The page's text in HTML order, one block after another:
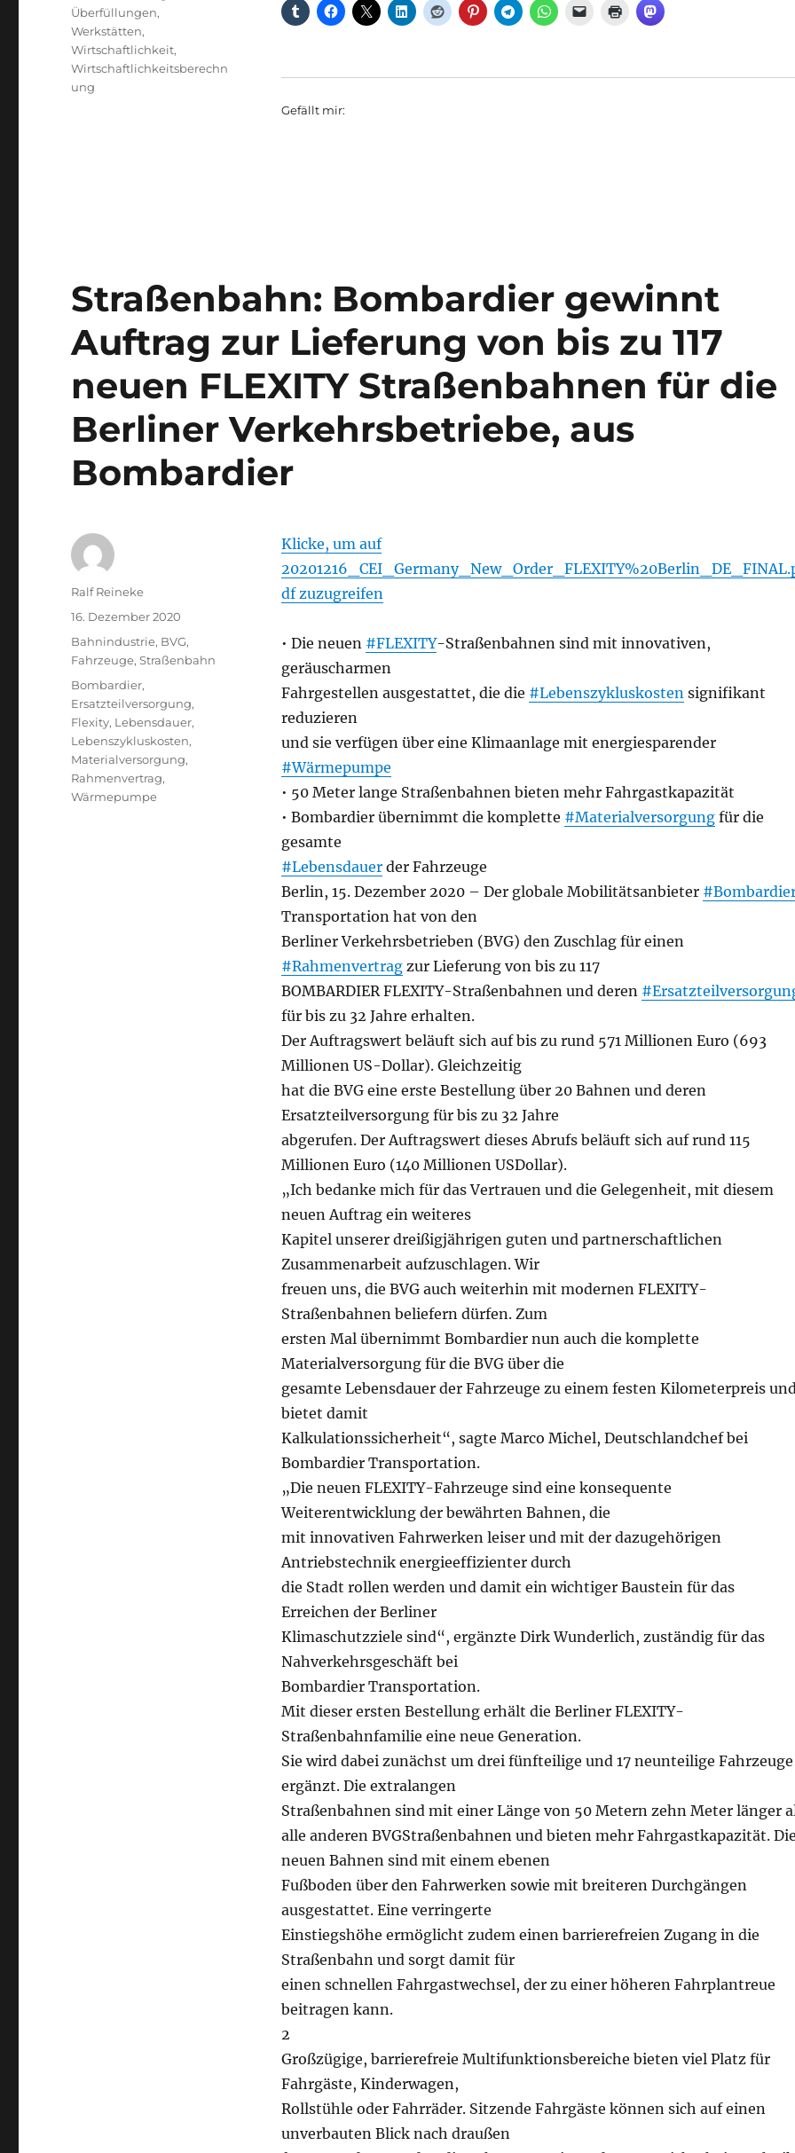
Gefällt mir:
Überfüllungen,
Werkstätten,
Wirtschaftlichkeit,
Wirtschaftlichkeitsberechn
ung
Straßenbahn: Bombardier gewinnt
Auftrag zur Lieferung von bis zu 117
neuen FLEXITY Straßenbahnen für die
Berliner Verkehrsbetriebe, aus
Bombardier
Klicke, um auf
df zuzugreifen
• Die neuen #FLEXITY-Straßenbahnen sind mit innovativen,
geräuscharmen
Fahrgestellen ausgestattet, die die #Lebenszykluskostensignifikant
reduzieren
und sie verfügen über eine Klimaanlage mit energiesparender
#Wärmepumpe
• 50 Meter lange Straßenbahnen bieten mehr Fahrgastkapazität
• Bombardier übernimmt die komplette #Materialversorgungfür die
gesamte
#Lebensdauerder Fahrzeuge
Berlin, 15. Dezember 2020 – Der globale Mobilitätsanbieter
Transportation hat von den
Berliner Verkehrsbetrieben (BVG) den Zuschlag für einen
#Rahmenvertragzur Lieferung von bis zu 117
BOMBARDIER FLEXITY-Straßenbahnen und deren
für bis zu 32 Jahre erhalten.
Der Auftragswert beläuft sich auf bis zu rund 571 Millionen Euro (693
Millionen US-Dollar). Gleichzeitig
hat die BVG eine erste Bestellung über 20 Bahnen und deren
Ersatzteilversorgung für bis zu 32 Jahre
abgerufen. Der Auftragswert dieses Abrufs beläuft sich auf rund 115
Millionen Euro (140 Millionen USDollar).
„Ich bedanke mich für das Vertrauen und die Gelegenheit, mit diesem
neuen Auftrag ein weiteres
Kapitel unserer dreißigjährigen guten und partnerschaftlichen
Zusammenarbeit aufzuschlagen. Wir
freuen uns, die BVG auch weiterhin mit modernen FLEXITY-
Straßenbahnen beliefern dürfen. Zum
ersten Mal übernimmt Bombardier nun auch die komplette
Materialversorgung für die BVG über die
gesamte Lebensdauer der Fahrzeuge zu einem festen Kilometerpreis
bietet damit
Kalkulationssicherheit“, sagte Marco Michel, Deutschlandchef bei
Bombardier Transportation.
„Die neuen FLEXITY-Fahrzeuge sind eine konsequente
Weiterentwicklung der bewährten Bahnen, die
mit innovativen Fahrwerken leiser und mit der dazugehörigen
Antriebstechnik energieeffizienter durch
die Stadt rollen werden und damit ein wichtiger Baustein für das
Erreichen der Berliner
Klimaschutzziele sind“, ergänzte Dirk Wunderlich, zuständig für das
Nahverkehrsgeschäft bei
Bombardier Transportation.
Mit dieser ersten Bestellung erhält die Berliner FLEXITY-
Straßenbahnfamilie eine neue Generation.
Sie wird dabei zunächst um drei fünfteilige und 17 neunteilige Fahrzeuge
ergänzt. Die extralangen
Straßenbahnen sind mit einer Länge von 50 Metern zehn Meter länger
alle anderen BVGStraßenbahnen und bieten mehr Fahrgastkapazität.
neuen Bahnen sind mit einem ebenen
Fußboden über den Fahrwerken sowie mit breiteren Durchgängen
ausgestattet. Eine verringerte
Einstiegshöhe ermöglicht zudem einen barrierefreien Zugang in die
Straßenbahn und sorgt damit für
einen schnellen Fahrgastwechsel, der zu einer höheren Fahrplantreue
beitragen kann.
2
Großzügige, barrierefreie Multifunktionsbereiche bieten viel Platz für
Fahrgäste, Kinderwagen,
Rollstühle oder Fahrräder. Sitzende Fahrgäste können sich auf einen
unverbauten Blick nach draußen
Autor
Ralf Reineke
Veröffentlicht
am
16. Dezember 2020
Kategorien
Bahnindustrie, BVG,
Fahrzeuge,Straßenbahn
Schlagwörter
Bombardier,
Ersatzteilversorgung,
Flexity, Lebensdauer,
Lebenszykluskosten,
Materialversorgung,
Rahmenvertrag,
Wärmepumpe